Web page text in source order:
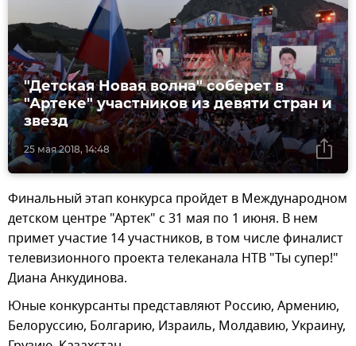
25 мая 2018, 14:48
"Детская Новая волна" соберет в
"Артеке" участников из девяти стран и
звезд
Финальный этап конкурса пройдет в Международном
детском центре "Артек" с 31 мая по 1 июня. В нем
примет участие 14 участников, в том числе финалист
телевизионного проекта телеканала НТВ "Ты супер!"
Диана Анкудинова.
Юные конкурсанты представляют Россию, Армению,
Белоруссию, Болгарию, Израиль, Молдавию, Украину,